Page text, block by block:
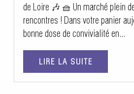
de Loire 🎶 🧺 Un marché plein
rencontres ! Dans votre panier
bonne dose de convivialité en...
LIRE LA SUITE